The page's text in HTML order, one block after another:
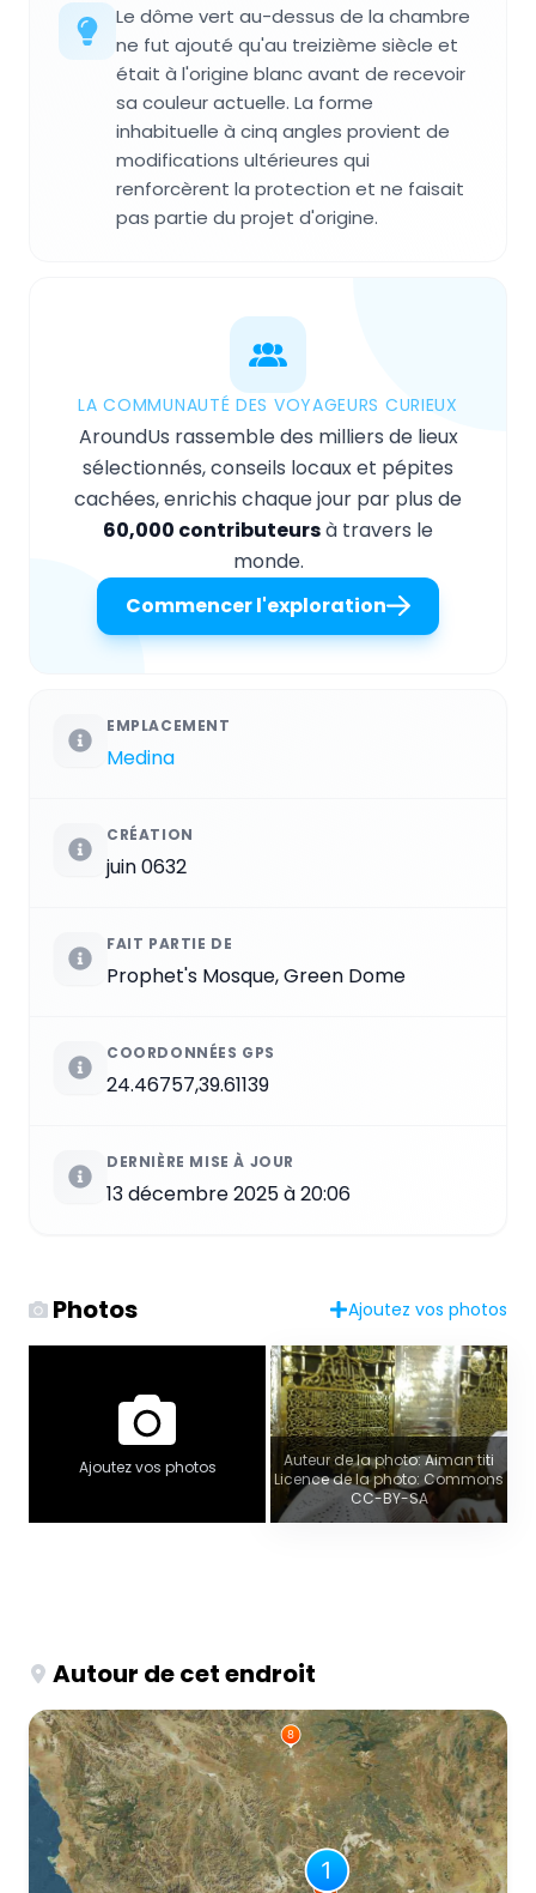
Le dôme vert au-dessus de la chambre
ne fut ajouté qu'au treizième siècle et
était à l'origine blanc avant de recevoir
sa couleur actuelle. La forme
inhabituelle à cinq angles provient de
modifications ultérieures qui
renforcèrent la protection et ne faisait
pas partie du projet d'origine.
LA COMMUNAUTÉ DES VOYAGEURS CURIEUX
AroundUs rassemble des milliers de lieux
sélectionnés, conseils locaux et pépites
cachées, enrichis chaque jour par plus de
60,000 contributeursà travers le
monde.
Commencer l'exploration
EMPLACEMENT
Medina
CRÉATION
juin 0632
FAIT PARTIE DE
Prophet's Mosque, Green Dome
COORDONNÉES GPS
24.46757,39.61139
DERNIÈRE MISE À JOUR
13 décembre 2025 à 20:06
Photos Ajoutez vos photos
Ajoutez vos photos
Auteur de la photo: Aiman titi
Licence de la photo: Commons
CC-BY-SA
Autour de cet endroit